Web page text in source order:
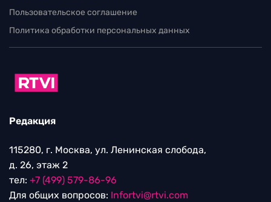
Пользовательское соглашение
Политика обработки персональных данных
Редакция
115280, г. Москва, ул. Ленинская слобода,
д. 26, этаж 2
тел: +7 (499) 579-86-96
Для общих вопросов: Infortvi@rtvi.com